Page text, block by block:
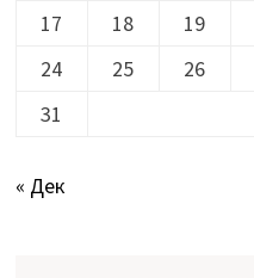
17
18 19
24
25 26
31
« Дек